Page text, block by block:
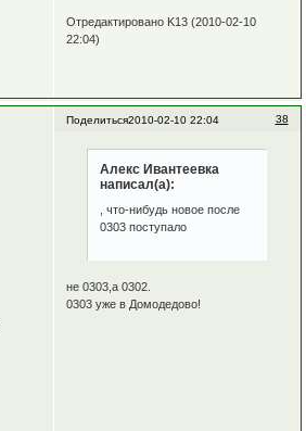
Отредактировано K13 (2010-02-10
22:04)
Поделиться 38
2010-02-10 22:04
Алекс Ивантеевка
написал(а):
, что-нибудь новое после
0303 поступало
не 0303,а 0302.
0303 уже в Домодедово!